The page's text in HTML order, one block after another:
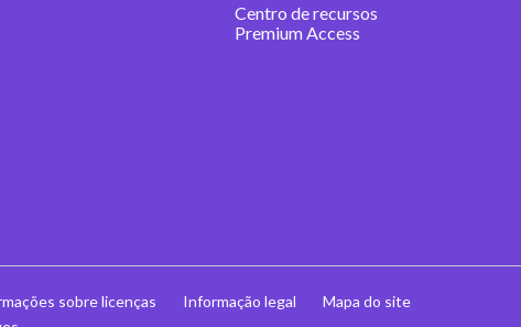
Centro de recursos
Premium Access
sobre licenças Informação legal Mapa do site